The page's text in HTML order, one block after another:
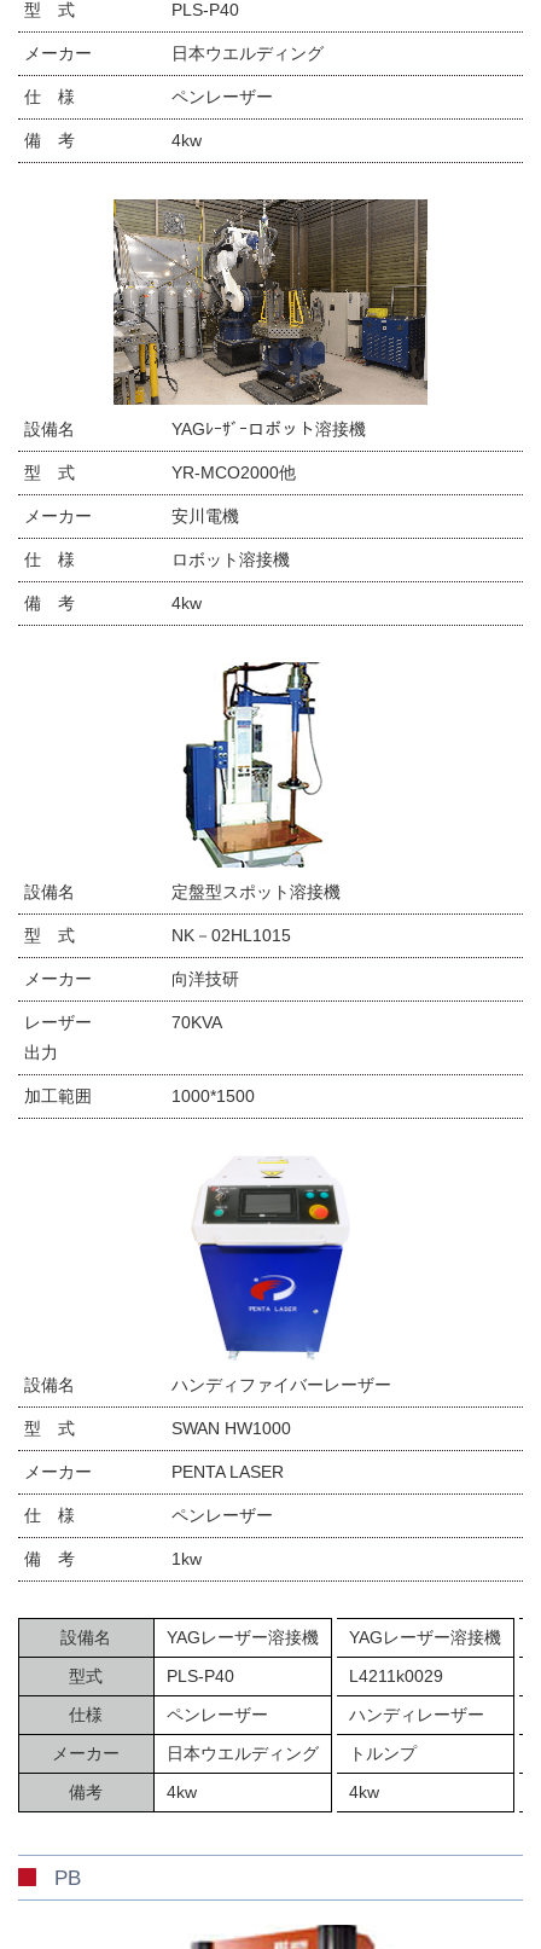
型 式 PLS-P40
メーカー 日本ウエルディング
仕 様 ペンレーザー
備 考 4kw
設備名 YAGﾚｰｻﾞｰロボット溶接機
型 式 YR-MCO2000他
メーカー 安川電機
仕 様 ロボット溶接機
備 考 4kw
設備名 定盤型スポット溶接機
型 式 NK－02HL1015
メーカー 向洋技研
レーザー
出力
70KVA
加工範囲 1000*1500
設備名 ハンディファイバーレーザー
型 式 SWAN HW1000
メーカー PENTA LASER
仕 様 ペンレーザー
備 考 1kw
設備名
型式
仕様
メーカー
備考
YAGレーザー溶接機
PLS-P40
ペンレーザー
日本ウエルディング
4kw
YAGレーザー溶接機
L4211k0029
ハンディレーザー
トルンプ
4kw
PB